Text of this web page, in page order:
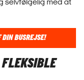
BUSREJSE!